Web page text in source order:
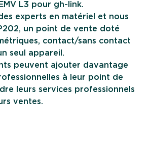
L3 pour gh-link.
experts en matériel et nous
un point de vente doté
contact/sans contact
seul appareil.
peuvent ajouter davantage
à leur point de
leurs services professionnels
ventes.